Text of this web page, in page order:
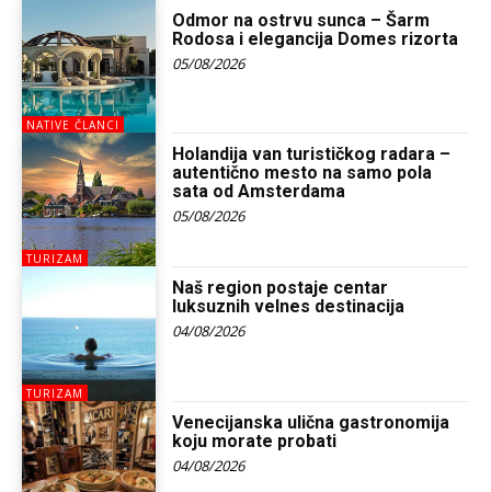
NATIVE ČLANCI
Odmor na ostrvu sunca – Šarm
Rodosa i elegancija Domes rizorta
05/08/2026
TURIZAM
Holandija van turističkog radara –
autentično mesto na samo pola
sata od Amsterdama
05/08/2026
TURIZAM
Naš region postaje centar
luksuznih velnes destinacija
04/08/2026
Venecijanska ulična gastronomija
koju morate probati
04/08/2026